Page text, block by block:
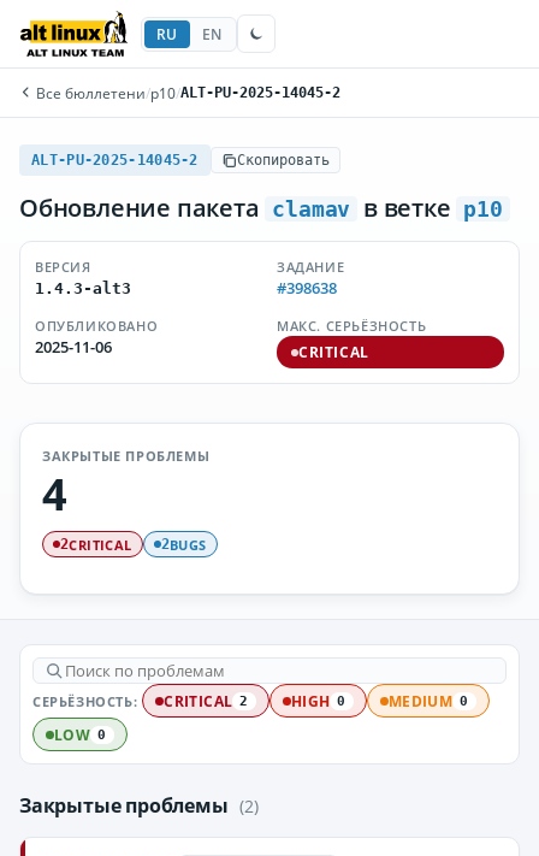
RU EN
Все бюллетени/p10/ALT-PU-2025-14045-2
ALT-PU-2025-14045-2 Скопировать
Обновление пакета clamav в ветке p10
ВЕРСИЯ
1.4.3-alt3
ЗАДАНИЕ
#398638
ОПУБЛИКОВАНО
2025-11-06
МАКС. СЕРЬЁЗНОСТЬ
CRITICAL
ЗАКРЫТЫЕ ПРОБЛЕМЫ
4
2CRITICAL 2BUGS
СЕРЬЁЗНОСТЬ: CRITICAL 2 HIGH 0 MEDIUM 0
LOW 0
Закрытые проблемы (2)